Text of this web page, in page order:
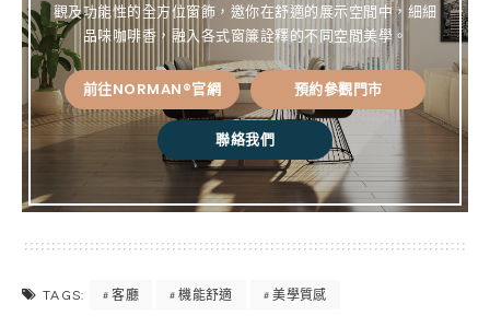
觀及功能性的全方位窗飾，邀你在舒適的展示空間中，細細
品味咖啡香，融入各式窗簾詮釋的不同空間美學。
前往NORMAN®官網 預約參觀門市
聯絡我們
TAGS: 客廳 機能舒適 美學質感